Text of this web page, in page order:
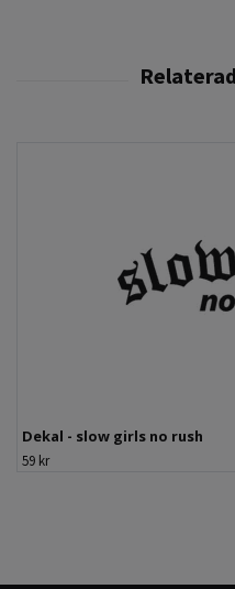
Dekal - slow girls no rush
59 kr